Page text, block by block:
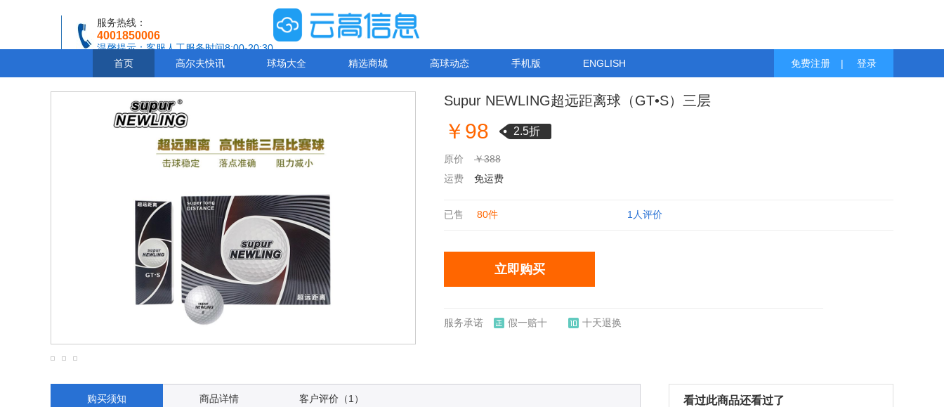
服务热线：
4001850006
温馨提示：客服人工服务时间8:00-20:30
首页
高尔夫快讯 球场大全 精选商城 高球动态 手机版 ENGLISH 免费注册 | 登录
Supur NEWLING超远距离球（GT•S）三层
￥98 2.5折
原价
￥388
运费
免运费
已售 80件 1人评价
立即购买
服务承诺 假一赔十 十天退换
购买须知 商品详情 客户评价（1） 看过此商品还看过了